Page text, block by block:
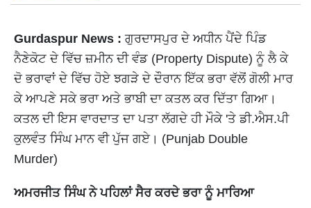
Gurdaspur News : ਗੁਰਦਾਸਪੁਰ ਦੇ ਅਧੀਨ ਪੈਂਦੇ ਪਿੰਡ
ਨੈਣੇਕੋਟ ਦੇ ਵਿੱਚ ਜ਼ਮੀਨ ਦੀ ਵੰਡ (Property Dispute) ਨੂੰ ਲੈ ਕੇ
ਦੋ ਭਰਾਵਾਂ ਦੇ ਵਿੱਚ ਹੋਏ ਝਗੜੇ ਦੇ ਦੌਰਾਨ ਇੱਕ ਭਰਾ ਵੱਲੋਂ ਗੋਲੀ ਮਾਰ
ਕੇ ਆਪਣੇ ਸਕੇ ਭਰਾ ਅਤੇ ਭਾਬੀ ਦਾ ਕਤਲ ਕਰ ਦਿੱਤਾ ਗਿਆ।
ਕਤਲ ਦੀ ਇਸ ਵਾਰਦਾਤ ਦਾ ਪਤਾ ਲੱਗਦੇ ਹੀ ਮੌਕੇ 'ਤੇ ਡੀ.ਐਸ.ਪੀ
ਕੁਲਵੰਤ ਸਿੰਘ ਮਾਨ ਵੀ ਪੁੱਜ ਗਏ। (Punjab Double
Murder)
ਅਮਰਜੀਤ ਸਿੰਘ ਨੇ ਪਹਿਲਾਂ ਸੈਰ ਕਰਦੇ ਭਰਾ ਨੂੰ ਮਾਰਿਆ